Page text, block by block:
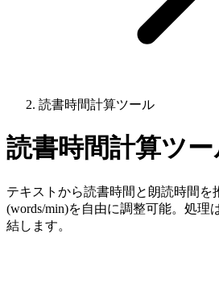
読書時間計算ツール
読書時間計算ツ
テキストから読書時間と朗読時間を
(words/min)を自由に調整可能。処理
結します。